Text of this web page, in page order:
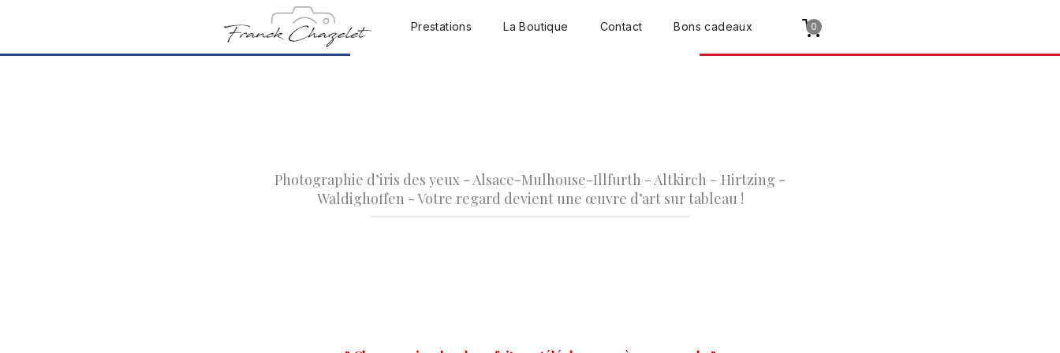
Prestations La Boutique Contact Bons cadeaux 0
Photographie d’iris des yeux - Alsace-Mulhouse-Illfurth - Altkirch – Hirtzing -
Waldighoffen - Votre regard devient une œuvre d’art sur tableau !